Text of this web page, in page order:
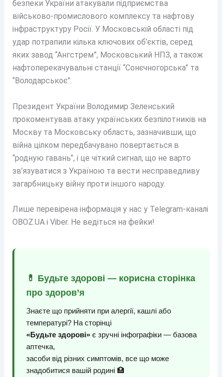
безпеки України атакували підприємства
військово-промислового комплексу та нафтову
інфраструктуру Росії. У Московській області під
удар потрапили кілька ключових об’єктів, серед
яких завод “Ангстрем”, Московський НПЗ, а також
нафтоперекачувальні станції “Сонєчногорська” та
“Володарськоє”.
Президент України Володимир Зеленський
прокоментував атаку українських безпілотників на
Москву та Московську область, зазначивши, що
війна цілком передбачувано повертається в
“родную гавань”, і це чіткий сигнал, що не варто
зв’язуватися з Україною та вести несправедливу
загарбницьку війну проти іншого народу.
Лише перевірена інформація у нас у Telegram-каналі
OBOZ.UA і Viber. Не ведіться на фейки!
💊 Будьте здорові — корисна сторінка
про здоров’я
Знаєте що прийняти при алергії, кашлі або
температурі? На сторінці
«Будьте здорові»є зручні інфографіки — базова
аптечка,
засоби від різних симптомів, все що може
знадобитися вашій родині 🏥